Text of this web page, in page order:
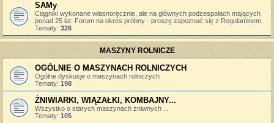
SAMy
Ciągniki wykonane własnoręcznie, ale na głównych podzespołach mających
ponad 25 lat. Forum na okres próbny - proszę zapoznać się z Regulaminem.
Tematy: 326
MASZYNY ROLNICZE
OGÓLNIE O MASZYNACH ROLNICZYCH
Ogólne dyskusje o maszynach rolniczych
Tematy: 198
ŻNIWIARKI, WIĄZAŁKI, KOMBAJNY...
Wszystko o starych maszynach żniwnych ...
Tematy: 105